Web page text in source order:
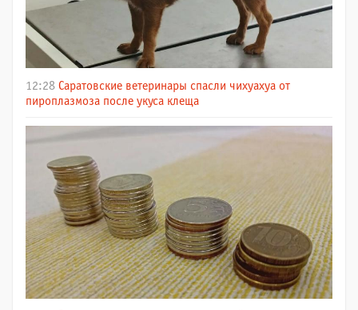
12:28 Саратовские ветеринары спасли чихуахуа от
пироплазмоза после укуса клеща